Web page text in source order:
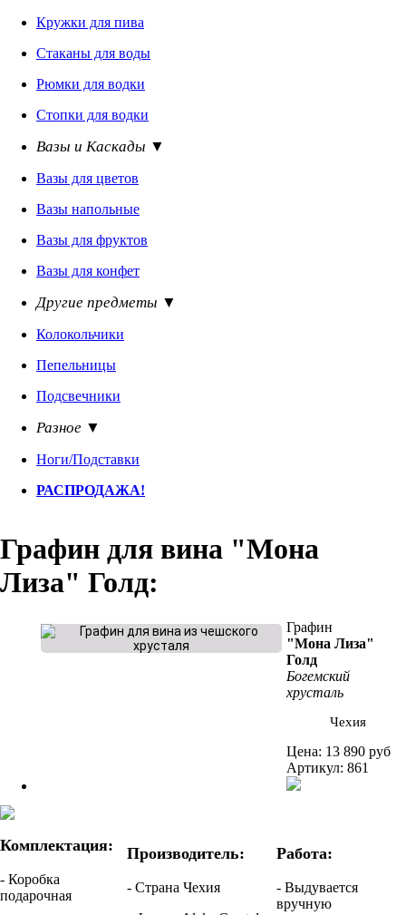
Кружки для пива
Стаканы для воды
Рюмки для водки
Стопки для водки
Вазы и Каскады ▼
Вазы для цветов
Вазы напольные
Вазы для фруктов
Вазы для конфет
Другие предметы ▼
Колокольчики
Пепельницы
Подсвечники
Разное ▼
Ноги/Подставки
РАСПРОДАЖА!
Графин для вина "Мона
Лиза" Голд:
Графин
"Мона Лиза"
Голд
Богемский
хрусталь
Чехия
Цена: 13 890 руб
Артикул: 861
Комплектация:
- Коробка
подарочная
Производитель:
- Страна Чехия
Работа:
- Выдувается
вручную